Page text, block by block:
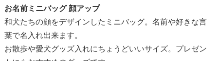
お名前ミニバッグ 顔アップ
和犬たちの顔をデザインしたミニバッグ。名前や好きな言
葉で名入れ出来ます。
お散歩や愛犬グッズ入れにちょうどいいサイズ。プレゼン